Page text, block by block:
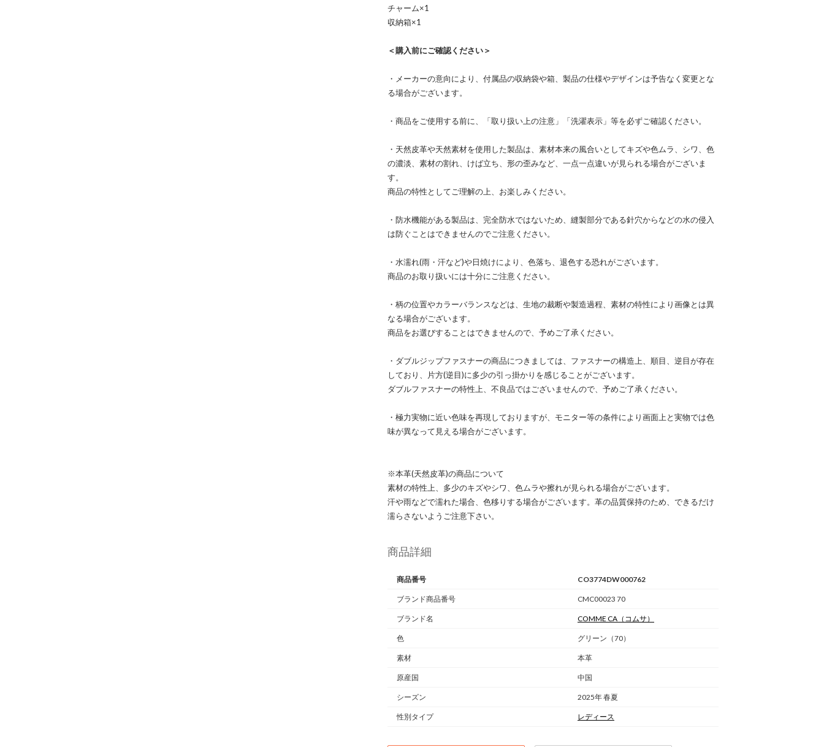
チャーム×1
収納箱×1
＜購入前にご確認ください＞
・メーカーの意向により、付属品の収納袋や箱、製品の仕様やデザインは予告なく変更とな
る場合がございます。
・商品をご使用する前に、「取り扱い上の注意」「洗濯表示」等を必ずご確認ください。
・天然皮革や天然素材を使用した製品は、素材本来の風合いとしてキズや色ムラ、シワ、色
の濃淡、素材の割れ、けば立ち、形の歪みなど、一点一点違いが見られる場合がございま
す。
商品の特性としてご理解の上、お楽しみください。
・防水機能がある製品は、完全防水ではないため、縫製部分である針穴からなどの水の侵入
は防ぐことはできませんのでご注意ください。
・水濡れ(雨・汗など)や日焼けにより、色落ち、退色する恐れがございます。
商品のお取り扱いには十分にご注意ください。
・柄の位置やカラーバランスなどは、生地の裁断や製造過程、素材の特性により画像とは異
なる場合がございます。
商品をお選びすることはできませんので、予めご了承ください。
・ダブルジップファスナーの商品につきましては、ファスナーの構造上、順目、逆目が存在
しており、片方(逆目)に多少の引っ掛かりを感じることがございます。
ダブルファスナーの特性上、不良品ではございませんので、予めご了承ください。
・極力実物に近い色味を再現しておりますが、モニター等の条件により画面上と実物では色
味が異なって見える場合がございます。
※本革(天然皮革)の商品について
素材の特性上、多少のキズやシワ、色ムラや擦れが見られる場合がございます。
汗や雨などで濡れた場合、色移りする場合がございます。革の品質保持のため、できるだけ
濡らさないようご注意下さい。
商品詳細
商品番号 CO3774DW000762
ブランド商品番号 CMC00023 70
ブランド名 COMME CA （コムサ）
色 グリーン（70）
素材 本革
原産国 中国
シーズン 2025年 春夏
性別タイプ レディース